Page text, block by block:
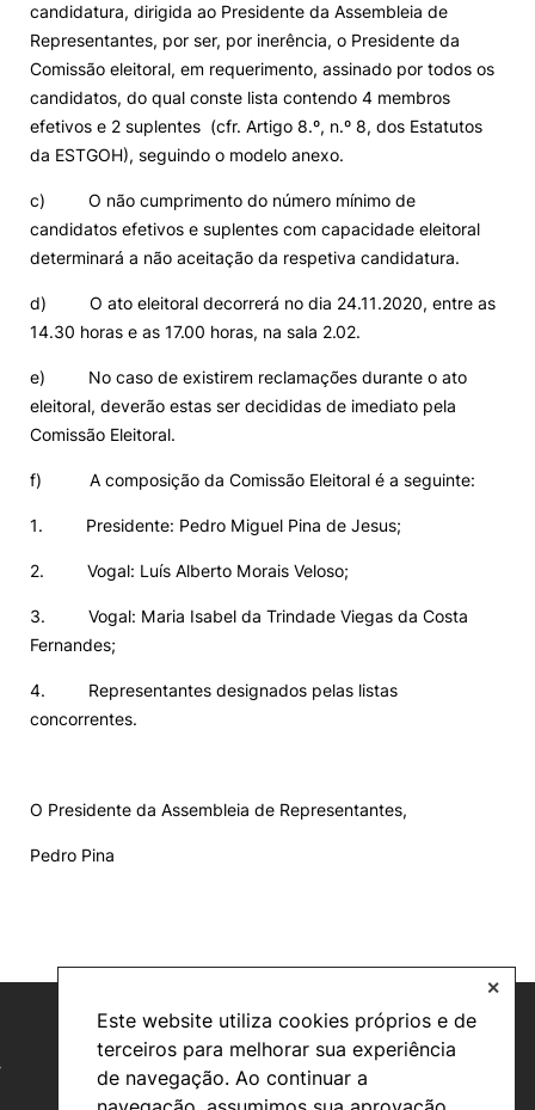
Este website utiliza cookies próprios e de
terceiros para melhorar sua experiência
de navegação. Ao continuar a
✕
candidatura, dirigida ao Presidente da Assembleia de
Representantes, por ser, por inerência, o Presidente da
Comissão eleitoral, em requerimento, assinado por todos os
candidatos, do qual conste lista contendo 4 membros
efetivos e 2 suplentes (cfr. Artigo 8.º, n.º 8, dos Estatutos
da ESTGOH), seguindo o modelo anexo.
c) O não cumprimento do número mínimo de
candidatos efetivos e suplentes com capacidade eleitoral
determinará a não aceitação da respetiva candidatura.
d) O ato eleitoral decorrerá no dia 24.11.2020, entre as
14.30 horas e as 17.00 horas, na sala 2.02.
e) No caso de existirem reclamações durante o ato
eleitoral, deverão estas ser decididas de imediato pela
Comissão Eleitoral.
f) A composição da Comissão Eleitoral é a seguinte:
1. Presidente: Pedro Miguel Pina de Jesus;
2. Vogal: Luís Alberto Morais Veloso;
3. Vogal: Maria Isabel da Trindade Viegas da Costa
Fernandes;
4. Representantes designados pelas listas
concorrentes.
O Presidente da Assembleia de Representantes,
Pedro Pina